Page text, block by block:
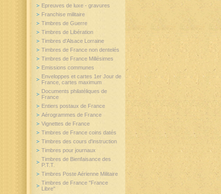
Epreuves de luxe - gravures
Franchise militaire
Timbres de Guerre
Timbres de Libération
Timbres d'Alsace Lorraine
Timbres de France non dentelés
Timbres de France Millésimes
Emissions communes
Enveloppes et cartes 1er Jour de
France, cartes maximum
Documents philatéliques de
France
Entiers postaux de France
Aérogrammes de France
Vignettes de France
Timbres de France coins datés
Timbres des cours d'instruction
Timbres pour journaux
Timbres de Bienfaisance des
P.T.T.
Timbres Poste Aérienne Militaire
Timbres de France "France
Libre"